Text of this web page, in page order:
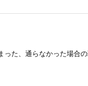
た、通らなかった場合